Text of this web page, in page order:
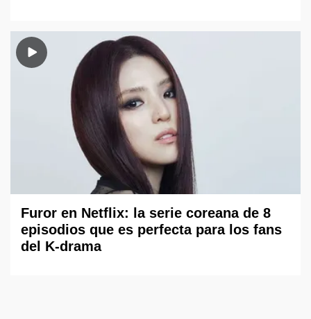
Furor en Netflix: la serie coreana de 8
episodios que es perfecta para los fans
del K-drama